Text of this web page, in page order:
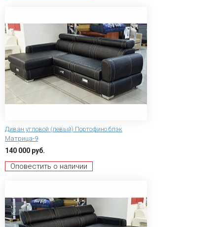
Диван угловой (левый) Портофино блэк
Матрица-9
140 000 руб.
Оповестить о наличии